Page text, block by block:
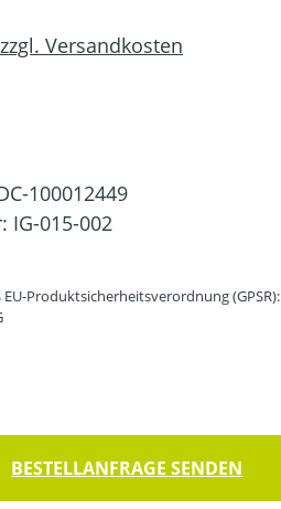
Versandkosten
100012449
IG-015-002
Produktsicherheitsverordnung (GPSR):
BESTELLANFRAGE SENDEN